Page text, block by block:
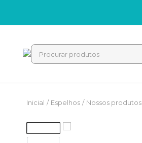
Inicial Espelhos Nossos produtos